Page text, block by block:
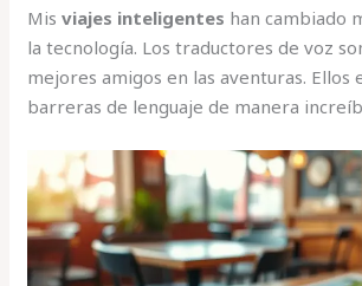
Misviajes inteligentes han cambiado
la tecnología. Los traductores de voz
mejores amigos en las aventuras. Ellos
barreras de lenguaje de manera